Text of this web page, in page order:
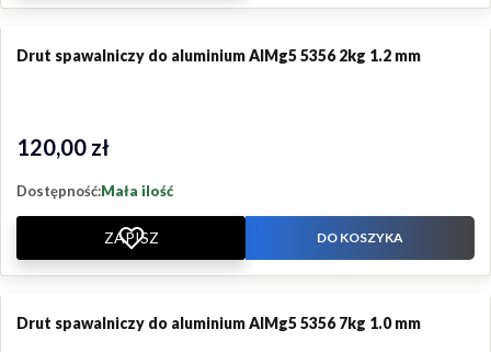
Drut spawalniczy do aluminium AlMg5 5356 2kg 1.2 mm
Cena
120,00 zł
Dostępność:Mała ilość
ZAPISZ DO KOSZYKA
Drut spawalniczy do aluminium AlMg5 5356 7kg 1.0 mm